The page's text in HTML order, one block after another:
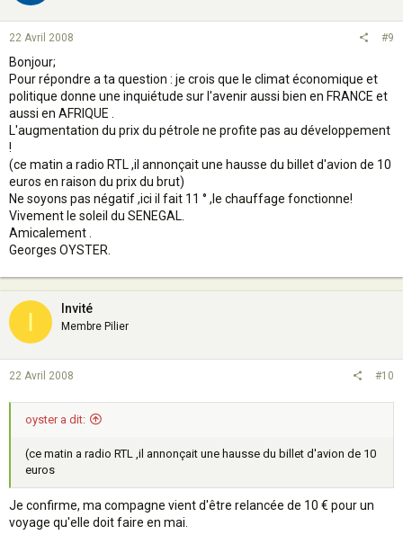
22 Avril 2008 #9
Bonjour;
Pour répondre a ta question : je crois que le climat économique et
politique donne une inquiétude sur l'avenir aussi bien en FRANCE et
aussi en AFRIQUE .
L'augmentation du prix du pétrole ne profite pas au développement
!
(ce matin a radio RTL ,il annonçait une hausse du billet d'avion de 10
euros en raison du prix du brut)
Ne soyons pas négatif ,ici il fait 11 ° ,le chauffage fonctionne!
Vivement le soleil du SENEGAL.
Amicalement .
Georges OYSTER.
I Invité
Membre Pilier
22 Avril 2008 #10
oyster a dit:
(ce matin a radio RTL ,il annonçait une hausse du billet d'avion de 10
euros
Je confirme, ma compagne vient d'être relancée de 10 € pour un
voyage qu'elle doit faire en mai.